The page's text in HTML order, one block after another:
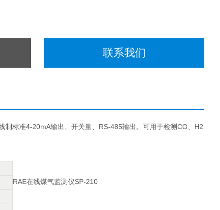
联系我们
制标准4-20mA输出、开关量、RS-485输出。可用于检测CO、H2
RAE在线煤气监测仪SP-210